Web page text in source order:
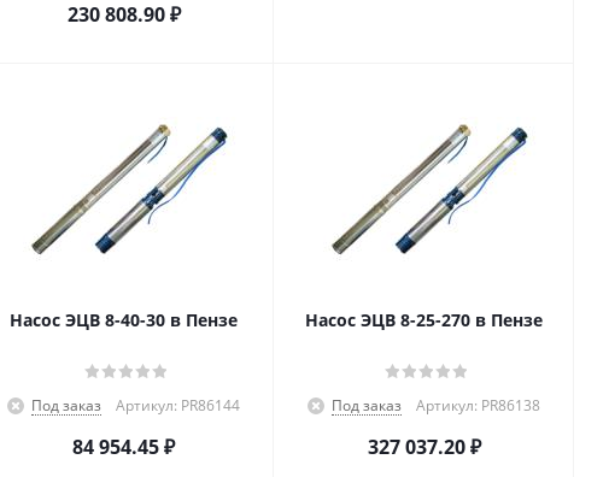
230 808.90₽
Насос ЭЦВ 8-40-30 в Пензе
Под заказ Артикул: PR86144
84 954.45₽
Насос ЭЦВ 8-25-270 в Пензе
Под заказ Артикул: PR86138
327 037.20₽